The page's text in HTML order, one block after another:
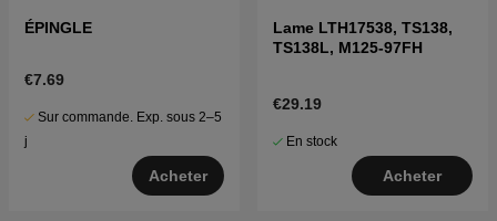
ÉPINGLE
€7.69
Sur commande. Exp. sous 2–5
j
Acheter
Lame LTH17538, TS138,
TS138L, M125-97FH
€29.19
En stock
Acheter